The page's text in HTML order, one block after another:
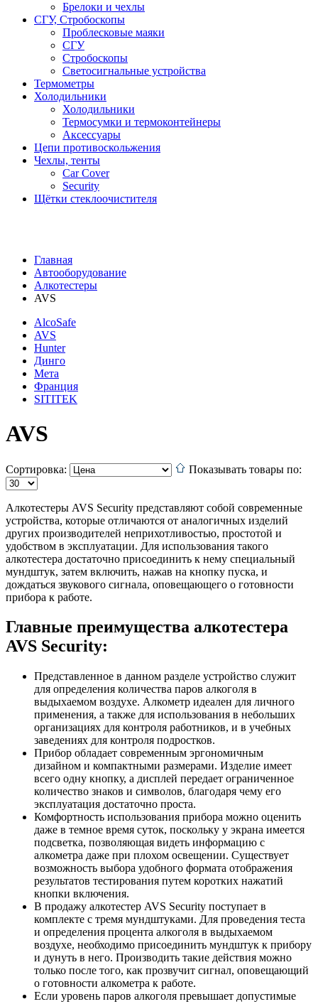
Брелоки и чехлы
СГУ, Стробоскопы
Проблесковые маяки
СГУ
Стробоскопы
Светосигнальные устройства
Термометры
Холодильники
Холодильники
Термосумки и термоконтейнеры
Аксессуары
Цепи противоскольжения
Чехлы, тенты
Car Cover
Security
Щётки стеклоочистителя
Главная
Автооборудование
Алкотестеры
AVS
AlcoSafe
AVS
Hunter
Динго
Мета
Франция
SITITEK
AVS
Сортировка: Показывать товары по:
Алкотестеры AVS Security представляют собой современные
устройства, которые отличаются от аналогичных изделий
других производителей неприхотливостью, простотой и
удобством в эксплуатации. Для использования такого
алкотестера достаточно присоединить к нему специальный
мундштук, затем включить, нажав на кнопку пуска, и
дождаться звукового сигнала, оповещающего о готовности
прибора к работе.
Главные преимущества алкотестера
AVS Security:
Представленное в данном разделе устройство служит
для определения количества паров алкоголя в
выдыхаемом воздухе. Алкометр идеален для личного
применения, а также для использования в небольших
организациях для контроля работников, и в учебных
заведениях для контроля подростков.
Прибор обладает современным эргономичным
дизайном и компактными размерами. Изделие имеет
всего одну кнопку, а дисплей передает ограниченное
количество знаков и символов, благодаря чему его
эксплуатация достаточно проста.
Комфортность использования прибора можно оценить
даже в темное время суток, поскольку у экрана имеется
подсветка, позволяющая видеть информацию с
алкометра даже при плохом освещении. Существует
возможность выбора удобного формата отображения
результатов тестирования путем коротких нажатий
кнопки включения.
В продажу алкотестер AVS Security поступает в
комплекте с тремя мундштуками. Для проведения теста
и определения процента алкоголя в выдыхаемом
воздухе, необходимо присоединить мундштук к прибору
и дунуть в него. Производить такие действия можно
только после того, как прозвучит сигнал, оповещающий
о готовности алкометра к работе.
Если уровень паров алкоголя превышает допустимые